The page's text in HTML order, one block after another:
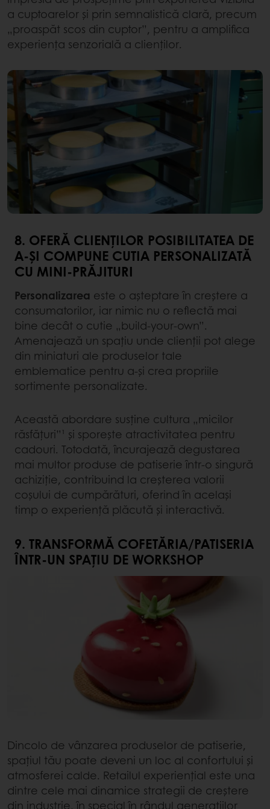
a cuptoarelor și prin semnalistică clară, precum
„proaspăt scos din cuptor”, pentru a amplifica
experiența senzorială a clienților.
8. OFERĂ CLIENȚILOR POSIBILITATEA DE
A-ȘI COMPUNE CUTIA PERSONALIZATĂ
CU MINI-PRĂJITURI
Personalizarea este o așteptare în creștere a
consumatorilor, iar nimic nu o reflectă mai
bine decât o cutie „build-your-own”.
Amenajează un spațiu unde clienții pot alege
din miniaturi ale produselor tale
emblematice pentru a-și crea propriile
sortimente personalizate.
Această abordare susține cultura „micilor
răsfățuri”¹ și sporește atractivitatea pentru
cadouri. Totodată, încurajează degustarea
mai multor produse de patiserie într-o singură
achiziție, contribuind la creșterea valorii
coșului de cumpărături, oferind în același
timp o experiență plăcută și interactivă.
9. TRANSFORMĂ COFETĂRIA/PATISERIA
ÎNTR-UN SPAȚIU DE WORKSHOP
Dincolo de vânzarea produselor de patiserie,
spațiul tău poate deveni un loc al confortului și
atmosferei calde. Retailul experiențial este una
dintre cele mai dinamice strategii de creștere
din industrie, în special în rândul generațiilor